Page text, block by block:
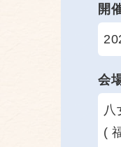
開
会
八
(